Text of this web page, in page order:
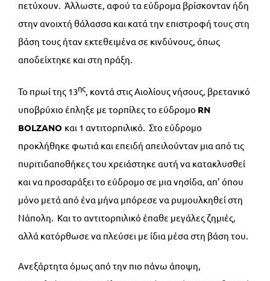
πετύχουν. Άλλωστε, αφού τα εύδρομα βρίσκονταν ήδη
στην ανοιχτή θάλασσα και κατά την επιστροφή τους στη
βάση τους ήταν εκτεθειμένα σε κινδύνους, όπως
αποδείχτηκε και στη πράξη.
Το πρωί της 13ης, κοντά στις Αιολίους νήσους, βρετανικό
υποβρύχιο έπληξε με τορπίλες το εύδρομο RN
BOLZANO και 1 αντιτορπιλικό. Στο εύδρομο
προκλήθηκε φωτιά και επειδή απειλούνταν μια από τις
πυριτιδαποθήκες του χρειάστηκε αυτή να κατακλυσθεί
και να προσαράξει το εύδρομο σε μια νησίδα, απ’ όπου
μόνο μετά από ένα μήνα μπόρεσε να ρυμουλκηθεί στη
Νάπολη. Και το αντιτορπιλικό έπαθε μεγάλες ζημιές,
αλλά κατόρθωσε να πλεύσει με ίδια μέσα στη βάση του.
Ανεξάρτητα όμως από την πιο πάνω άποψη,